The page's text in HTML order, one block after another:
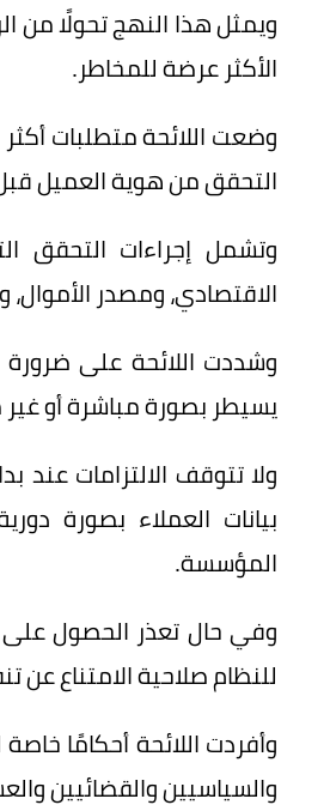
ويمثل هذا النهج تحولًا من
الأكثر عرضة للمخاطر.
وضعت اللائحة متطلبات أكثر
التحقق من هوية العميل قبل
وتشمل إجراءات التحقق
الاقتصادي، ومصدر
وشددت اللائحة على
يسيطر بصورة مباشرة أو غير مباشرة على ما
ولا تتوقف الالتزامات عند
بيانات العملاء بصورة
المؤسسة.
وفي حال تعذر الحصول على
للنظام صلاحية الامتناع عن
وأفردت اللائحة أحكامًا
والسياسيين والقضائيين